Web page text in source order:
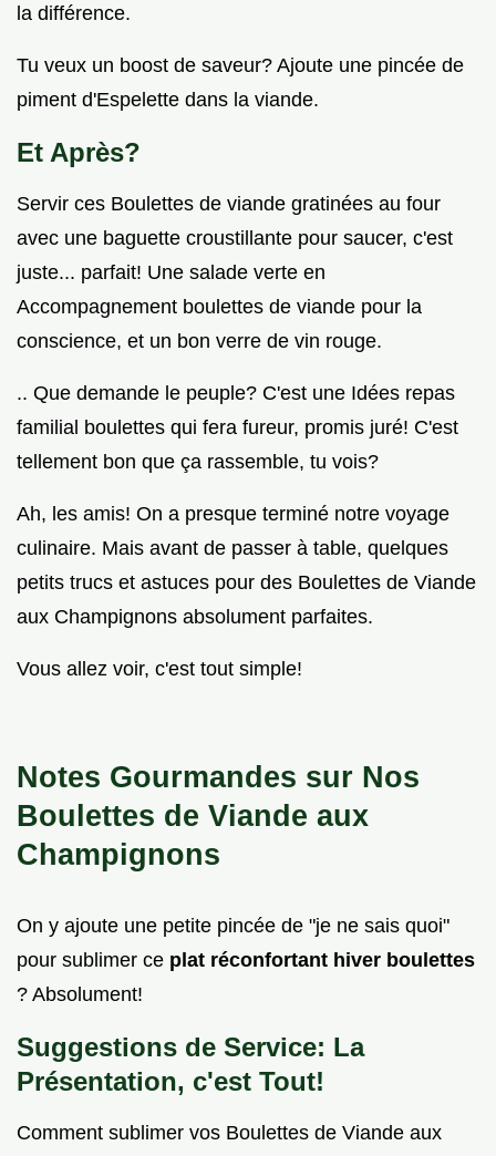
la différence.
Tu veux un boost de saveur? Ajoute une pincée de
piment d'Espelette dans la viande.
Et Après?
Servir ces Boulettes de viande gratinées au four
avec une baguette croustillante pour saucer, c'est
juste... parfait! Une salade verte en
Accompagnement boulettes de viande pour la
conscience, et un bon verre de vin rouge.
.. Que demande le peuple? C'est une Idées repas
familial boulettes qui fera fureur, promis juré! C'est
tellement bon que ça rassemble, tu vois?
Ah, les amis! On a presque terminé notre voyage
culinaire. Mais avant de passer à table, quelques
petits trucs et astuces pour des Boulettes de Viande
aux Champignons absolument parfaites.
Vous allez voir, c'est tout simple!
Notes Gourmandes sur Nos
Boulettes de Viande aux
Champignons
On y ajoute une petite pincée de "je ne sais quoi"
pour sublimer ce plat réconfortant hiver boulettes
? Absolument!
Suggestions de Service: La
Présentation, c'est Tout!
Comment sublimer vos Boulettes de Viande aux